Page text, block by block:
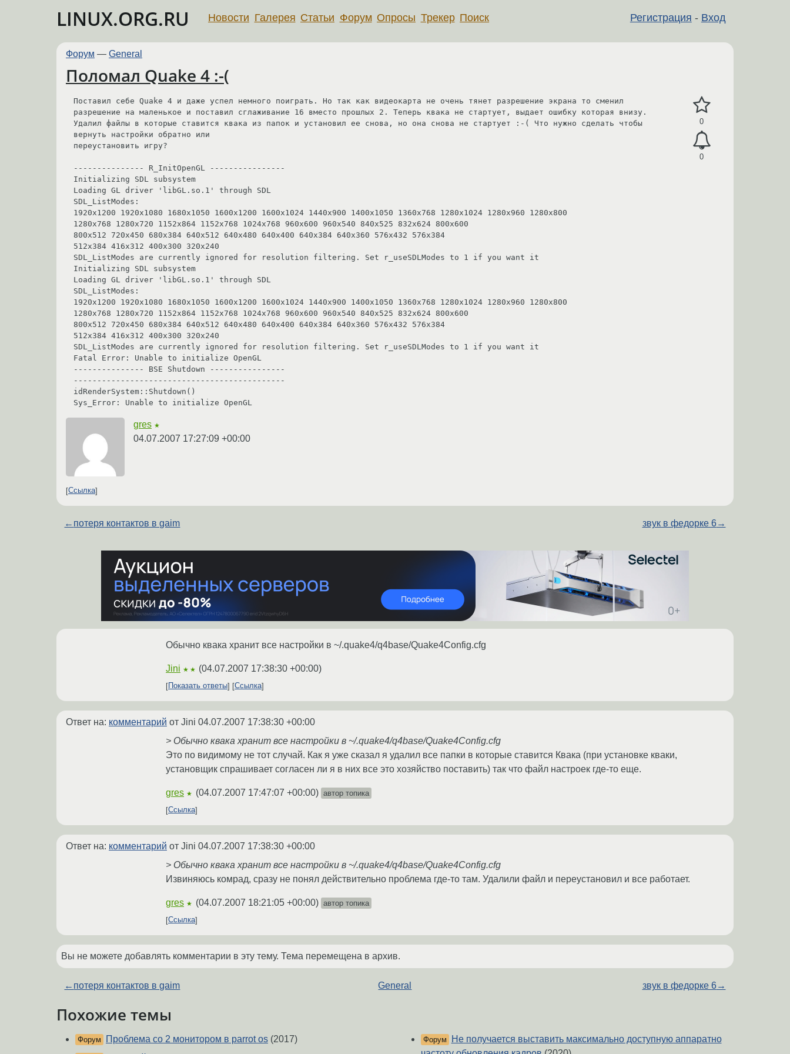
LINUX.ORG.RU Регистрация - Вход
Новости Галерея Статьи Форум Опросы Трекер Поиск
Форум — General
Поломал Quake 4 :-(
0
0
Поставил себе Quake 4 и даже успел немного поиграть. Но так как видеокарта не очень тянет разрешение экрана то сменил
разрешение на маленькое и поставил сглаживание 16 вместо прошлых 2. Теперь квака не стартует, выдает ошибку которая внизу.
Удалил файлы в которые ставится квака из папок и установил ее снова, но она снова не стартует :-( Что нужно сделать чтобы
вернуть настройки обратно или
переустановить игру?
--------------- R_InitOpenGL ----------------
Initializing SDL subsystem
Loading GL driver 'libGL.so.1' through SDL
SDL_ListModes:
1920x1200 1920x1080 1680x1050 1600x1200 1600x1024 1440x900 1400x1050 1360x768 1280x1024 1280x960 1280x800
1280x768 1280x720 1152x864 1152x768 1024x768 960x600 960x540 840x525 832x624 800x600
800x512 720x450 680x384 640x512 640x480 640x400 640x384 640x360 576x432 576x384
512x384 416x312 400x300 320x240
SDL_ListModes are currently ignored for resolution filtering. Set r_useSDLModes to 1 if you want it
Initializing SDL subsystem
Loading GL driver 'libGL.so.1' through SDL
SDL_ListModes:
1920x1200 1920x1080 1680x1050 1600x1200 1600x1024 1440x900 1400x1050 1360x768 1280x1024 1280x960 1280x800
1280x768 1280x720 1152x864 1152x768 1024x768 960x600 960x540 840x525 832x624 800x600
800x512 720x450 680x384 640x512 640x480 640x400 640x384 640x360 576x432 576x384
512x384 416x312 400x300 320x240
SDL_ListModes are currently ignored for resolution filtering. Set r_useSDLModes to 1 if you want it
Fatal Error: Unable to initialize OpenGL
--------------- BSE Shutdown ----------------
---------------------------------------------
idRenderSystem::Shutdown()
gres ★
04.07.2007 17:27:09 +00:00
Ссылка
← потеря контактов в gaim звук в федорке 6→
Обычно квака хранит все настройки в ~/.quake4/q4base/Quake4Config.cfg
Jini ★★ (04.07.2007 17:38:30 +00:00)
Показать ответы Ссылка
Ответ на: комментарий от Jini 04.07.2007 17:38:30 +00:00
> Обычно квака хранит все настройки в ~/.quake4/q4base/Quake4Config.cfg
Это по видимому не тот случай. Как я уже сказал я удалил все папки в которые ставится Квака (при установке кваки,
установщик спрашивает согласен ли я в них все это хозяйство поставить) так что файл настроек где-то еще.
gres ★ (04.07.2007 17:47:07 +00:00) автор топика
Ссылка
Ответ на: комментарий от Jini 04.07.2007 17:38:30 +00:00
> Обычно квака хранит все настройки в ~/.quake4/q4base/Quake4Config.cfg
Извиняюсь комрад, сразу не понял действительно проблема где-то там. Удалили файл и переустановил и все работает.
gres ★ (04.07.2007 18:21:05 +00:00) автор топика
Ссылка
Вы не можете добавлять комментарии в эту тему. Тема перемещена в архив.
← потеря контактов в gaim General звук в федорке 6→
Похожие темы
Форум Проблема со 2 монитором в parrot os (2017)
Форум
Не получается выставить максимально доступную аппаратно